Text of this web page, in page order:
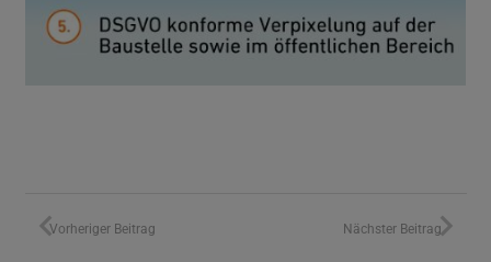
Vorheriger Beitrag Nächster Beitrag